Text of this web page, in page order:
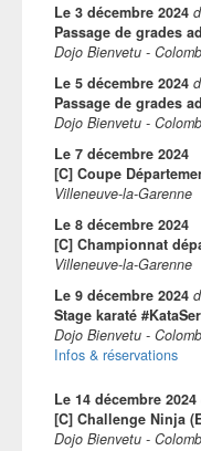
Le 3 décembre 2024
Passage de grades
Dojo Bienvetu -
Le 5 décembre 2024
Passage de grades
Dojo Bienvetu -
Le 7 décembre 2024
[C] Coupe
Villeneuve-la-Garenne
Le 8 décembre 2024
[C] Championnat
Villeneuve-la-Garenne
Le 9 décembre 2024
Stage karaté
Dojo Bienvetu -
Infos & réservations
Le 14 décembre 2024
[C] Challenge Ninja
Dojo Bienvetu -